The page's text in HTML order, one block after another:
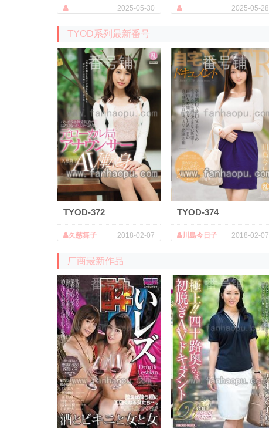
2025-05-30 2025-05-28
TYOD系列最新番号
TYOD-372
2018-02-07
久慈舞子
TYOD-374
2018-02-07
川島今日子
厂商最新作品